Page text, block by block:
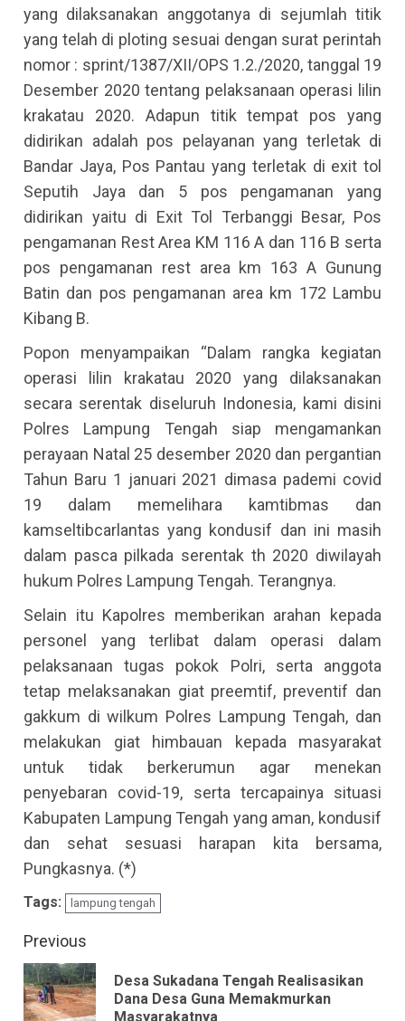
yang dilaksanakan anggotanya di sejumlah titik
yang telah di ploting sesuai dengan surat perintah
nomor : sprint/1387/XII/OPS 1.2./2020, tanggal 19
Desember 2020 tentang pelaksanaan operasi lilin
krakatau 2020. Adapun titik tempat pos yang
didirikan adalah pos pelayanan yang terletak di
Bandar Jaya, Pos Pantau yang terletak di exit tol
Seputih Jaya dan 5 pos pengamanan yang
didirikan yaitu di Exit Tol Terbanggi Besar, Pos
pengamanan Rest Area KM 116 A dan 116 B serta
pos pengamanan rest area km 163 A Gunung
Batin dan pos pengamanan area km 172 Lambu
Kibang B.
Popon menyampaikan “Dalam rangka kegiatan
operasi lilin krakatau 2020 yang dilaksanakan
secara serentak diseluruh Indonesia, kami disini
Polres Lampung Tengah siap mengamankan
perayaan Natal 25 desember 2020 dan pergantian
Tahun Baru 1 januari 2021 dimasa pademi covid
19 dalam memelihara kamtibmas dan
kamseltibcarlantas yang kondusif dan ini masih
dalam pasca pilkada serentak th 2020 diwilayah
hukum Polres Lampung Tengah. Terangnya.
Selain itu Kapolres memberikan arahan kepada
personel yang terlibat dalam operasi dalam
pelaksanaan tugas pokok Polri, serta anggota
tetap melaksanakan giat preemtif, preventif dan
gakkum di wilkum Polres Lampung Tengah, dan
melakukan giat himbauan kepada masyarakat
untuk tidak berkerumun agar menekan
penyebaran covid-19, serta tercapainya situasi
Kabupaten Lampung Tengah yang aman, kondusif
dan sehat sesuasi harapan kita bersama,
Pungkasnya. (*)
Tags: lampung tengah
Continue
Reading
Previous
Desa Sukadana Tengah Realisasikan
Dana Desa Guna Memakmurkan
Masyarakatnya